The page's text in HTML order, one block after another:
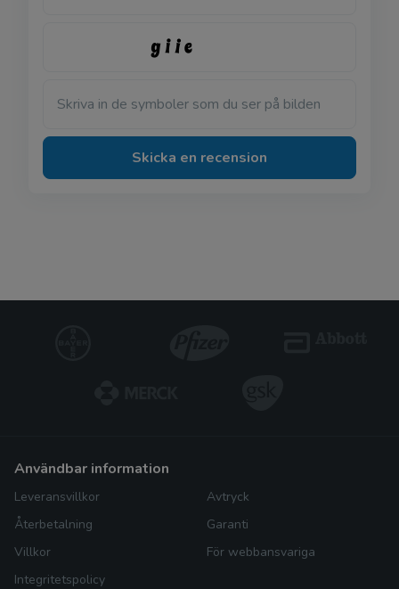
Skriva in de symboler som du ser på bilden
Skicka en recension
användbar information
Leveransvillkor
Återbetalning
Villkor
Integritetspolicy
Avtryck
Garanti
För webbansvariga